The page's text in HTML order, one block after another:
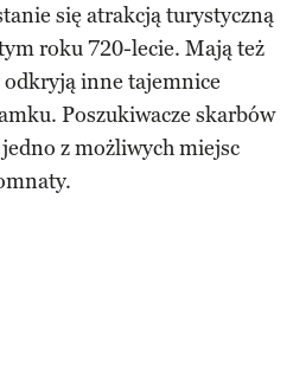
się atrakcją turystyczną
roku 720-lecie. Mają też
odkryją inne tajemnice
Poszukiwacze skarbów
z możliwych miejsc